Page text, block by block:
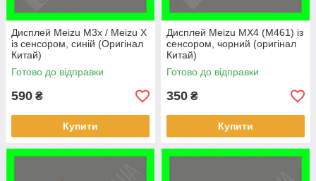
Дисплей Meizu M3x / Meizu X
із сенсором, синій (Оригінал
Китай)
Готово до відправки
590 ₴
Купити
Дисплей Meizu MX4 (M461) із
сенсором, чорний (оригінал
Китай)
Готово до відправки
350 ₴
Купити